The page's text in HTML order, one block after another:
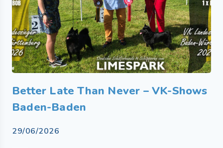
Better Late Than Never – VK-Shows
Baden-Baden
29/06/2026